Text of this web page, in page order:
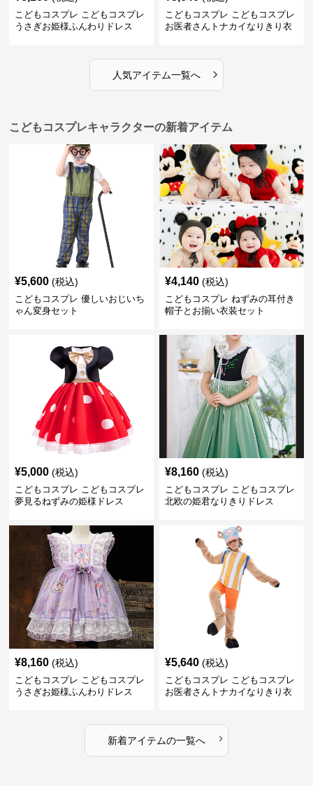
こどもコスプレ こどもコスプレ
うさぎお姫様ふんわりドレス
こどもコスプレ こどもコスプレ
お医者さんトナカイなりきり衣
人気アイテム一覧へ ›
こどもコスプレキャラクターの新着アイテム
¥5,600 (税込)
こどもコスプレ 優しいおじいち
ゃん変身セット
¥4,140 (税込)
こどもコスプレ ねずみの耳付き
帽子とお揃い衣装セット
¥5,000 (税込)
こどもコスプレ こどもコスプレ
夢見るねずみの姫様ドレス
¥8,160 (税込)
こどもコスプレ こどもコスプレ
北欧の姫君なりきりドレス
¥8,160 (税込)
こどもコスプレ こどもコスプレ
うさぎお姫様ふんわりドレス
¥5,640 (税込)
こどもコスプレ こどもコスプレ
お医者さんトナカイなりきり衣
新着アイテムの一覧へ ›